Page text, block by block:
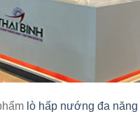
lò hấp nướng đa năng